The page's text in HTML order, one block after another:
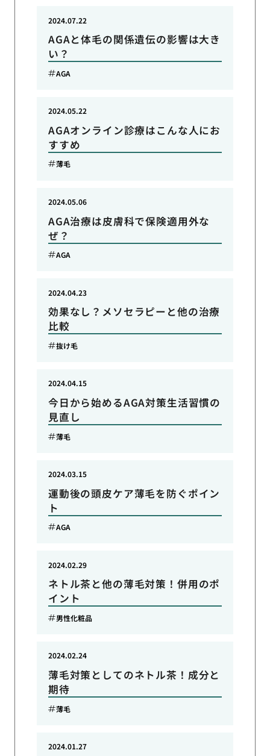
AGAと体毛の関係遺伝の影響は大き
い？
2024.07.22
AGA
AGAオンライン診療はこんな人にお
すすめ
2024.05.22
薄毛
AGA治療は皮膚科で保険適用外な
ぜ？
2024.05.06
AGA
効果なし？メソセラピーと他の治療
比較
2024.04.23
抜け毛
今日から始めるAGA対策生活習慣の
見直し
2024.04.15
薄毛
運動後の頭皮ケア薄毛を防ぐポイン
ト
2024.03.15
AGA
ネトル茶と他の薄毛対策！併用のポ
イント
2024.02.29
男性化粧品
薄毛対策としてのネトル茶！成分と
期待
2024.02.24
薄毛
2024.01.27